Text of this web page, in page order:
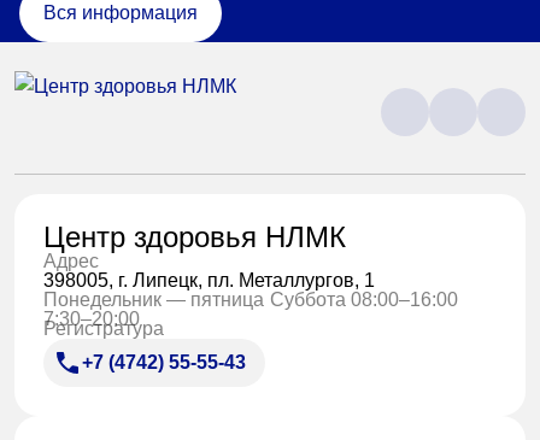
Вся информация
Центр здоровья НЛМК
Адрес
398005, г. Липецк, пл. Металлургов, 1
Понедельник — пятница
7:30–20:00
Суббота 08:00–16:00
Регистратура
+7 (4742) 55-55-43